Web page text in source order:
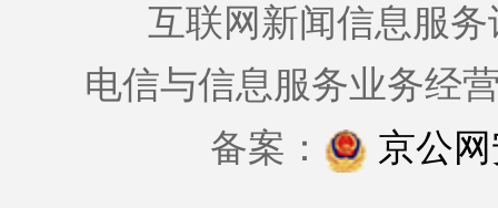
互联网新闻信息服务
电信与信息服务业务经
备案：
京公网